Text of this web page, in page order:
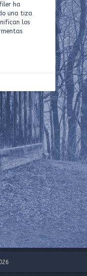
ha
una tiza
los